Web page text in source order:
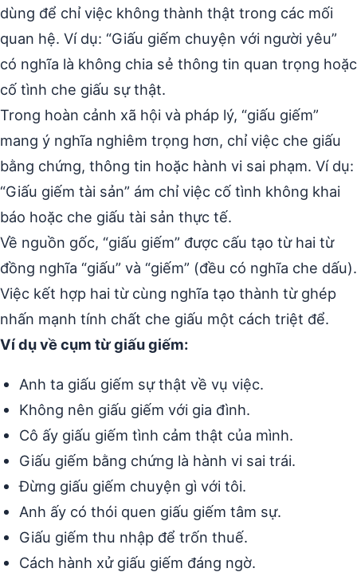
dùng để chỉ việc không thành thật trong các mối
quan hệ. Ví dụ: “Giấu giếm chuyện với người yêu”
có nghĩa là không chia sẻ thông tin quan trọng hoặc
cố tình che giấu sự thật.
Trong hoàn cảnh xã hội và pháp lý, “giấu giếm”
mang ý nghĩa nghiêm trọng hơn, chỉ việc che giấu
bằng chứng, thông tin hoặc hành vi sai phạm. Ví dụ:
“Giấu giếm tài sản” ám chỉ việc cố tình không khai
báo hoặc che giấu tài sản thực tế.
Về nguồn gốc, “giấu giếm” được cấu tạo từ hai từ
đồng nghĩa “giấu” và “giếm” (đều có nghĩa che dấu).
Việc kết hợp hai từ cùng nghĩa tạo thành từ ghép
nhấn mạnh tính chất che giấu một cách triệt để.
Ví dụ về cụm từ giấu giếm:
Anh ta giấu giếm sự thật về vụ việc.
Không nên giấu giếm với gia đình.
Cô ấy giấu giếm tình cảm thật của mình.
Giấu giếm bằng chứng là hành vi sai trái.
Đừng giấu giếm chuyện gì với tôi.
Anh ấy có thói quen giấu giếm tâm sự.
Giấu giếm thu nhập để trốn thuế.
Cách hành xử giấu giếm đáng ngờ.